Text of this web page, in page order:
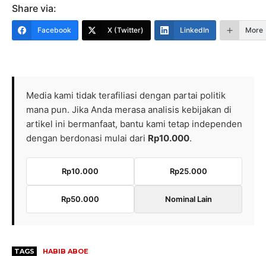
Share via:
Facebook X (Twitter) LinkedIn More
Media kami tidak terafiliasi dengan partai politik
mana pun. Jika Anda merasa analisis kebijakan di
artikel ini bermanfaat, bantu kami tetap independen
dengan berdonasi mulai dari Rp10.000.
Rp10.000 Rp25.000
Rp50.000 Nominal Lain
TAGS HABIB ABOE